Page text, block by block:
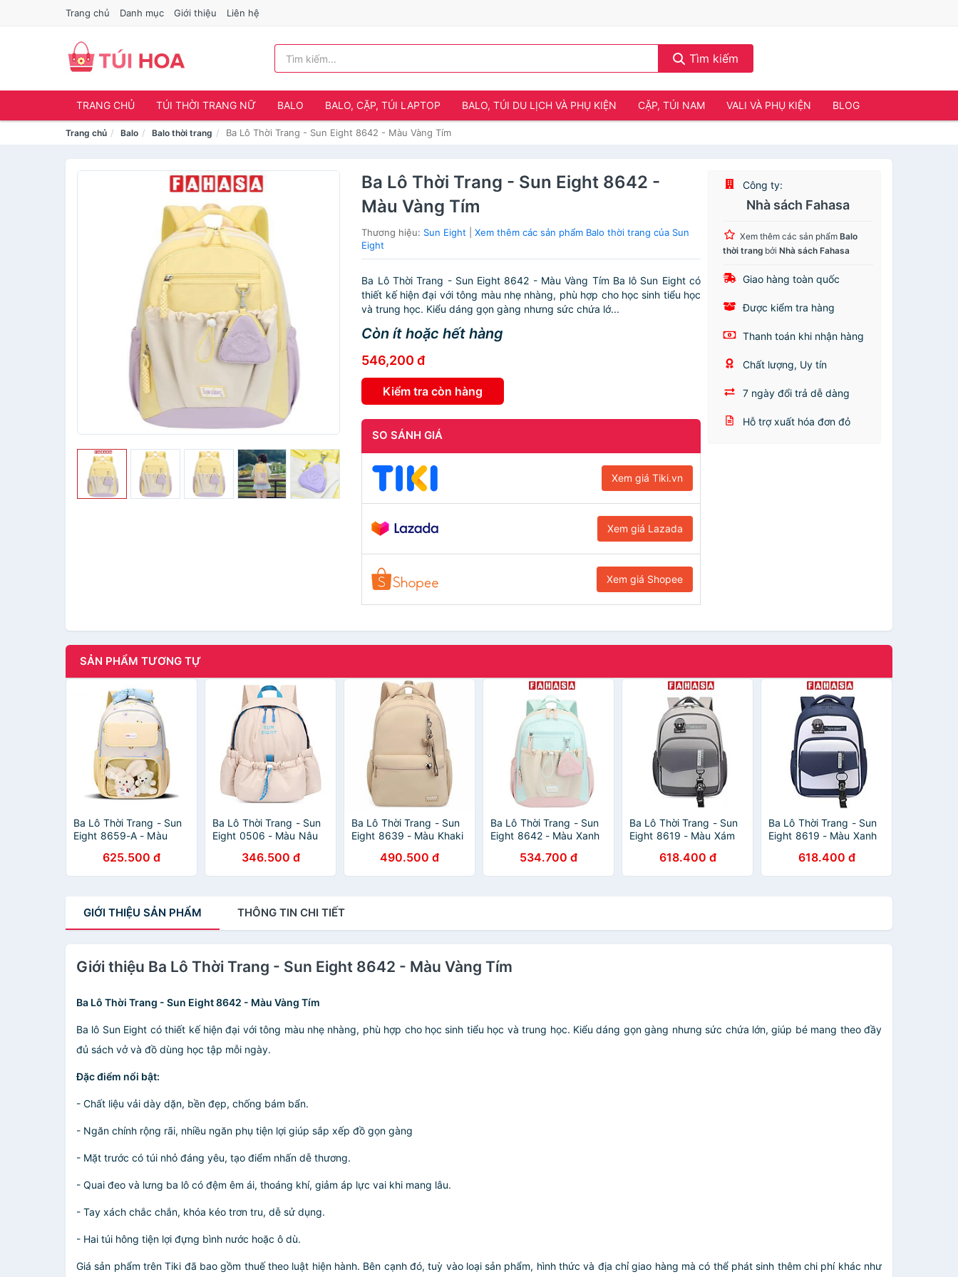
Trang chủ Danh mục Giới thiệu Liên hệ
Tìm kiếm
TRANG CHỦ TÚI THỜI TRANG NỮ BALO BALO, CẶP, TÚI LAPTOP BALO, TÚI DU LỊCH VÀ PHỤ KIỆN CẶP, TÚI NAM VALI VÀ PHỤ KIỆN BLOG
Trang chủ Balo Balo thời trang Ba Lô Thời Trang - Sun Eight 8642 - Màu Vàng Tím
Ba Lô Thời Trang - Sun Eight 8642 -
Màu Vàng Tím
Thương hiệu: Sun Eight |Xem thêm các sản phẩm Balo thời trang của Sun
Eight
Ba Lô Thời Trang - Sun Eight 8642 - Màu Vàng Tím Ba lô Sun Eight có
thiết kế hiện đại với tông màu nhẹ nhàng, phù hợp cho học sinh tiểu học
và trung học. Kiểu dáng gọn gàng nhưng sức chứa lớ...
Còn ít hoặc hết hàng
546,200 đ
Kiểm tra còn hàng
SO SÁNH GIÁ
Xem giá Tiki.vn
Xem giá Lazada
Xem giá Shopee
Công ty:
Nhà sách Fahasa
Xem thêm các sản phẩmBalo
thời trang bởiNhà sách Fahasa
Giao hàng toàn quốc
Được kiểm tra hàng
Thanh toán khi nhận hàng
Chất lượng, Uy tín
7 ngày đổi trả dễ dàng
Hỗ trợ xuất hóa đơn đỏ
SẢN PHẨM TƯƠNG TỰ
Ba Lô Thời Trang - Sun
Eight 8659-A - Màu
625.500 đ
Ba Lô Thời Trang - Sun
Eight 0506 - Màu Nâu
346.500 đ
Ba Lô Thời Trang - Sun
Eight 8639 - Màu Khaki
490.500 đ
Ba Lô Thời Trang - Sun
Eight 8642 - Màu Xanh
534.700 đ
Ba Lô Thời Trang - Sun
Eight 8619 - Màu Xám
618.400 đ
Ba Lô Thời Trang - Sun
Eight 8619 - Màu Xanh
618.400 đ
GIỚI THIỆU SẢN PHẨM THÔNG TIN CHI TIẾT
Giới thiệu Ba Lô Thời Trang - Sun Eight 8642 - Màu Vàng Tím
Ba Lô Thời Trang - Sun Eight 8642 - Màu Vàng Tím
Ba lô Sun Eight có thiết kế hiện đại với tông màu nhẹ nhàng, phù hợp cho học sinh tiểu học và trung học. Kiểu dáng gọn gàng nhưng sức chứa lớn, giúp bé mang theo đầy
đủ sách vở và đồ dùng học tập mỗi ngày.
Đặc điểm nổi bật:
- Chất liệu vải dày dặn, bền đẹp, chống bám bẩn.
- Ngăn chính rộng rãi, nhiều ngăn phụ tiện lợi giúp sắp xếp đồ gọn gàng
- Mặt trước có túi nhỏ đáng yêu, tạo điểm nhấn dễ thương.
- Quai đeo và lưng ba lô có đệm êm ái, thoáng khí, giảm áp lực vai khi mang lâu.
- Tay xách chắc chắn, khóa kéo trơn tru, dễ sử dụng.
- Hai túi hông tiện lợi đựng bình nước hoặc ô dù.
Giá sản phẩm trên Tiki đã bao gồm thuế theo luật hiện hành. Bên cạnh đó, tuỳ vào loại sản phẩm, hình thức và địa chỉ giao hàng mà có thể phát sinh thêm chi phí khác như